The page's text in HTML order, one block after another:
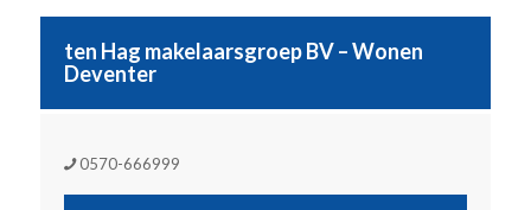
ten Hag makelaarsgroep BV – Wonen
Deventer
0570-666999